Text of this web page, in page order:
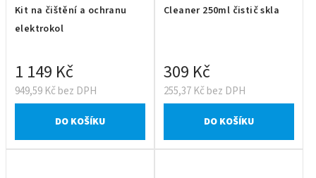
Kit na čištění a ochranu
elektrokol
949,59 Kč bez DPH
1 149 Kč
DO KOŠÍKU
Cleaner 250ml čistič skla
255,37 Kč bez DPH
309 Kč
DO KOŠÍKU